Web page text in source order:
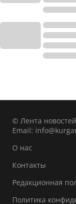
© Лента
Email:
О нас
Контакты
Редакционная
Политика